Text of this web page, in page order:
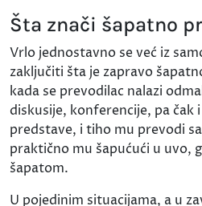
Šta znači šapatno
Vrlo jednostavno se već iz
zaključiti šta je zapravo
kada se prevodilac nalazi
diskusije, konferencije, pa čak
predstave, i tiho mu prevodi
praktično mu šapućući u uvo,
šapatom.
U pojedinim situacijama, a u